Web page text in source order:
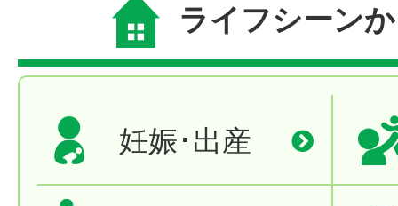
ライフシーン
妊娠･出産